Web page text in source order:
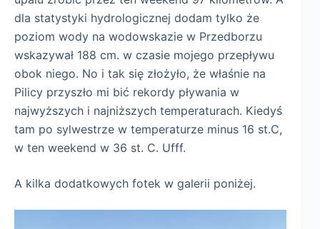
dla statystyki hydrologicznej dodam tylko że
poziom wody na wodowskazie w Przedborzu
wskazywał 188 cm. w czasie mojego przepływu
obok niego. No i tak się złożyło, że właśnie na
Pilicy przyszło mi bić rekordy pływania w
najwyższych i najniższych temperaturach. Kiedyś
tam po sylwestrze w temperaturze minus 16 st.C,
w ten weekend w 36 st. C. Ufff.
A kilka dodatkowych fotek w galerii poniżej.